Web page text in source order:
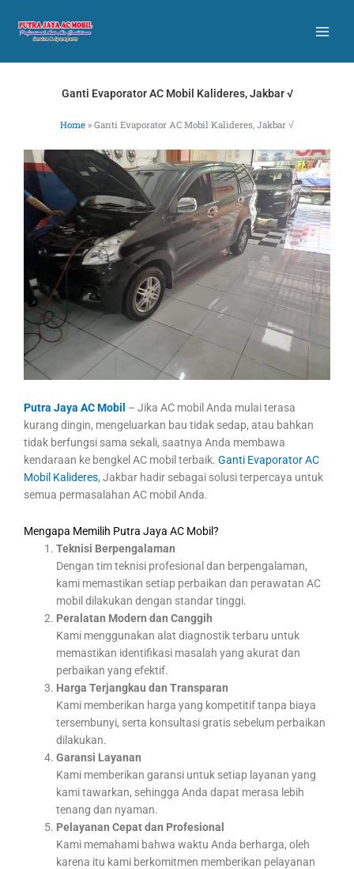
content
Ganti Evaporator AC Mobil Kalideres, Jakbar √
Home » Ganti Evaporator AC Mobil Kalideres, Jakbar √
Putra Jaya AC Mobil – Jika AC mobil Anda mulai terasa
kurang dingin, mengeluarkan bau tidak sedap, atau bahkan
tidak berfungsi sama sekali, saatnya Anda membawa
kendaraan ke bengkel AC mobil terbaik. Ganti Evaporator AC
Mobil Kalideres, Jakbar hadir sebagai solusi terpercaya untuk
semua permasalahan AC mobil Anda.
Mengapa Memilih Putra Jaya AC Mobil?
Teknisi Berpengalaman
Dengan tim teknisi profesional dan berpengalaman,
kami memastikan setiap perbaikan dan perawatan AC
mobil dilakukan dengan standar tinggi.
Peralatan Modern dan Canggih
Kami menggunakan alat diagnostik terbaru untuk
memastikan identifikasi masalah yang akurat dan
perbaikan yang efektif.
Harga Terjangkau dan Transparan
Kami memberikan harga yang kompetitif tanpa biaya
tersembunyi, serta konsultasi gratis sebelum perbaikan
dilakukan.
Garansi Layanan
Kami memberikan garansi untuk setiap layanan yang
kami tawarkan, sehingga Anda dapat merasa lebih
tenang dan nyaman.
Pelayanan Cepat dan Profesional
Kami memahami bahwa waktu Anda berharga, oleh
karena itu kami berkomitmen memberikan pelayanan